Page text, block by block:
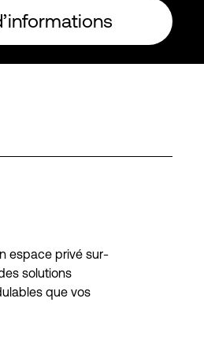
espace privé sur-
solutions
que vos